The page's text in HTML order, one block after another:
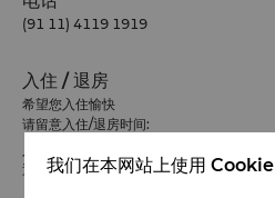
(91 11) 4119 1919
入住 / 退房
希望您入住愉快
请留意入住/退房时间:
退房时间： 中午 12:00
我们在本网站上使用 Cookie